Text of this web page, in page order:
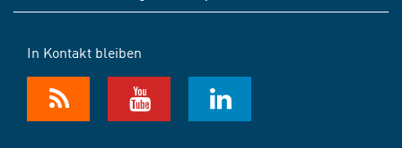
In Kontakt bleiben